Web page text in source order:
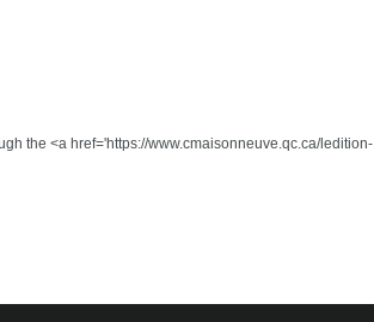
the <a href='https://www.cmaisonneuve.qc.ca/ledition-